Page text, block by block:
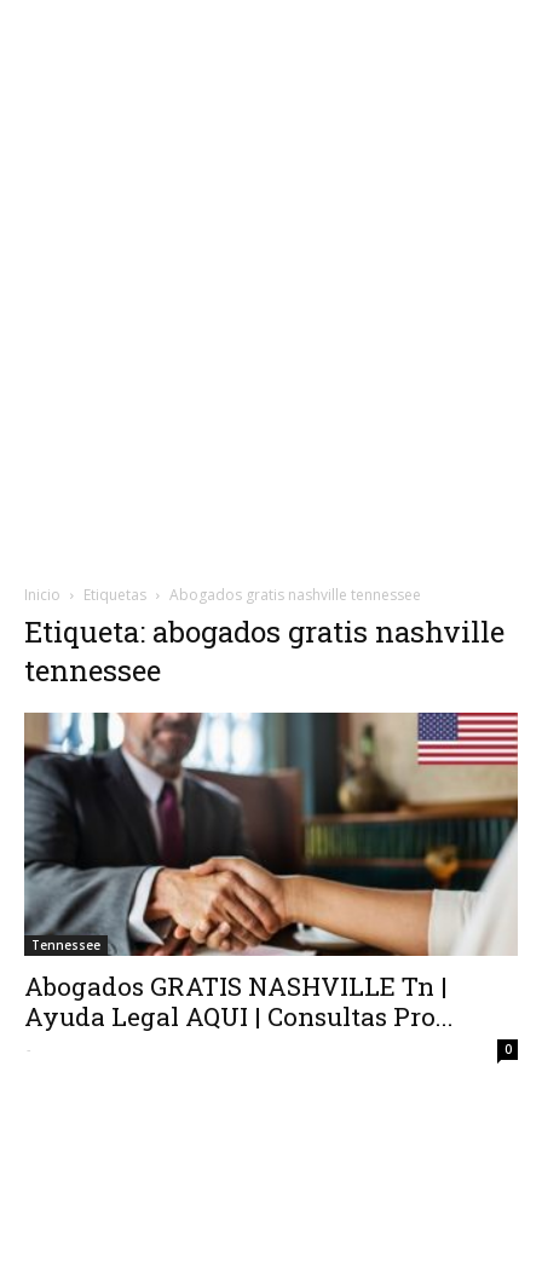
Inicio Etiquetas Abogados gratis nashville tennessee
Etiqueta: abogados gratis nashville
tennessee
Tennessee
Abogados GRATIS NASHVILLE Tn |
Ayuda Legal AQUI | Consultas Pro...
- 0